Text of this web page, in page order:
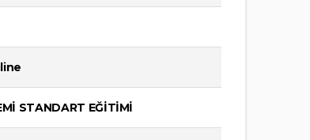
STANDART EĞİTİMİ